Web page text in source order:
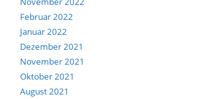
Februar 2022
Januar 2022
Dezember 2021
November 2021
Oktober 2021
August 2021